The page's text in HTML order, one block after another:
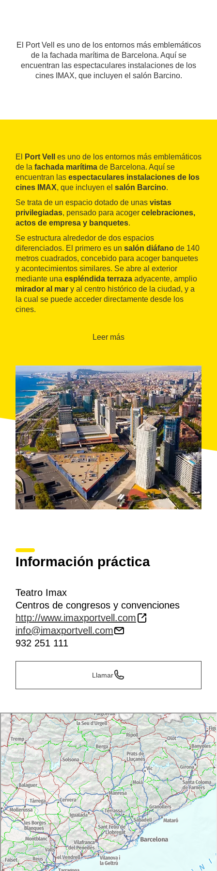
El Port Vell es uno de los entornos más emblemáticos
de la fachada marítima de Barcelona. Aquí se
encuentran las espectaculares instalaciones de los
cines IMAX, que incluyen el salón Barcino.
El Port Vell
es uno de los entornos más emblemáticos
de la fachada marítima de Barcelona. Aquí se
encuentran las espectaculares instalaciones de los
cines IMAX, que incluyen el salón Barcino.
Se trata de un espacio dotado de unas vistas
privilegiadas, pensado para acoger celebraciones,
actos de empresa y banquetes.
Se estructura alrededor de dos espacios
diferenciados. El primero es un salón diáfano de 140
metros cuadrados, concebido para acoger banquetes
y acontecimientos similares. Se abre al exterior
mediante una espléndida terraza adyacente, amplio
mirador al mar y al centro histórico de la ciudad, y a
la cual se puede acceder directamente desde los
cines.
zonas de juegospara niños,
se organizan muy a menudoexposiciones.
Una prolongación natural de los alicientes que
proporciona el salón Barcino es, sin duda, la
programación de loscines IMAX. Dotados detres
tipos de tecnología de proyección, Imax, Omnimax
y 3D, permiten al visitante sumergirse en una
experiencia cinematográficaincomparable.
Además, los cines ponen sus equipamientos a
disposición de las empresas que lo deseen para la
presentación de sus productos, en unentorno
innovadory espectacular.
Fuera del recinto, el puerto y el casco antiguo de
Barcelona ofrecen todos sus atractivos: las
histórico, a través de Las Ramblas.
Leer más
Información práctica
Teatro Imax
Centros de congresos y convenciones
http://www.imaxportvell.com
info@imaxportvell.com
932 251 111
Llamar